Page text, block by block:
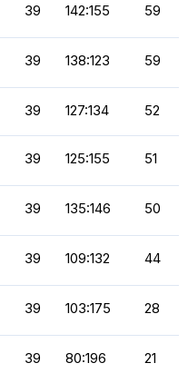
39 142:155 59
39 138:123 59
39 127:134 52
39 125:155 51
39 135:146 50
39 109:132 44
39 103:175 28
39 80:196 21